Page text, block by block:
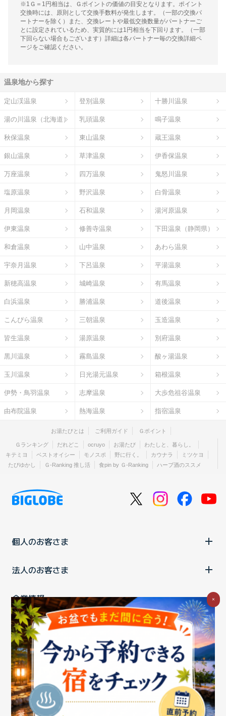
※1Ｇ＝1円相当は、Ｇポイントの価値の目安となります。ポイント
交換時には、原則として交換手数料が発生します。（一部の交換パ
ートナーを除く）また、交換レートや最低交換数量がパートナーご
とに設定されているため、実質的には1円相当を下回ります。（一部
下回らない場合もございます）詳細は各パートナー毎の交換詳細ペ
ージをご確認ください。
温泉地から探す
定山渓温泉 登別温泉 十勝川温泉
湯の川温泉（北海道） 乳頭温泉 鳴子温泉
秋保温泉 東山温泉 蔵王温泉
銀山温泉 草津温泉 伊香保温泉
万座温泉 四万温泉 鬼怒川温泉
塩原温泉 野沢温泉 白骨温泉
月岡温泉 石和温泉 湯河原温泉
伊東温泉 修善寺温泉 下田温泉（静岡県）
和倉温泉 山中温泉 あわら温泉
宇奈月温泉 下呂温泉 平湯温泉
新穂高温泉 城崎温泉 有馬温泉
白浜温泉 勝浦温泉 道後温泉
こんぴら温泉 三朝温泉 玉造温泉
皆生温泉 湯原温泉 別府温泉
黒川温泉 霧島温泉 酸ヶ湯温泉
玉川温泉 日光湯元温泉 箱根温泉
伊勢・鳥羽温泉 志摩温泉 大歩危祖谷温泉
由布院温泉 熱海温泉 指宿温泉
お湯たびとは ご利用ガイド Ｇポイント
Ｇランキング だれどこ ocruyo お湯たび
わたしと、暮らし。
キテミヨ
ベストオイシー モノスポ 野に行く。 カウナラ
ミツケヨ
たびゆかし
Ｇ-Ranking 推し活 食pin by Ｇ-Ranking ハーブ酒のススメ
個人のお客さま
法人のお客さま
企業情報
ご利用中の方
お問い合わせ消費税の表示 ウェブアクセシビリティの取り組み
個人情報保護ポリシープライバシーポータル
Cookieポリシー
特定商取引法に基づく表記情報セキュリティ基本方針
商標についてBIGLOBEトップ
×